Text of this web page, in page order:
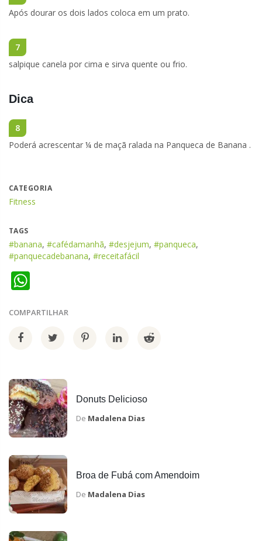
Após dourar os dois lados coloca em um prato.
7
salpique canela por cima e sirva quente ou frio.
Dica
8
Poderá acrescentar ¼ de maçã ralada na Panqueca de Banana .
CATEGORIA
Fitness
TAGS
#banana, #cafédamanhã, #desjejum, #panqueca,
#panquecadebanana, #receitafácil
COMPARTILHAR
Donuts Delicioso
De Madalena Dias
Broa de Fubá com Amendoim
De Madalena Dias